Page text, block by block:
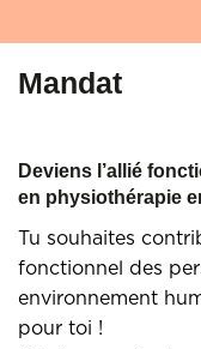
Mandat
Deviens l’allié
en physiothérapie
Tu souhaites
fonctionnel des
environnement
pour toi !